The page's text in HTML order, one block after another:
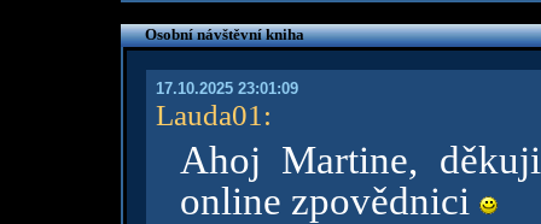
Osobní návštěvní kniha
17.10.2025 23:01:09
Lauda01 :
Ahoj Martine,
online zpovědnici